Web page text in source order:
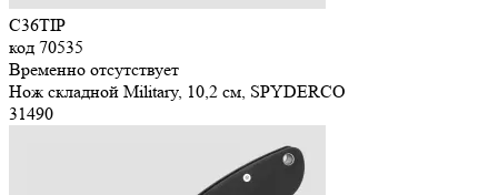
C36TIP
код 70535
Временно отсутствует
Нож складной Military, 10,2 см, SPYDERCO
31490